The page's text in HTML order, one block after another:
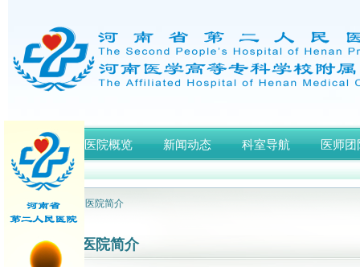
首页 医院概览 新闻动态 科室导航 医师团
网站首页 > 医院简介
医院简介